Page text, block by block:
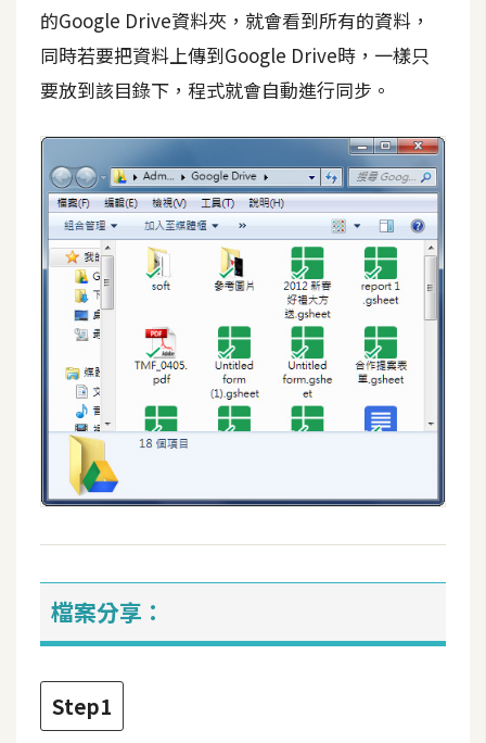
M
C
開
箱
門
章
全
站
導
覽
的Google Drive資料夾，就會看到所有的資料，
同時若要把資料上傳到Google Drive時，一樣只
要放到該目錄下，程式就會自動進行同步。
檔案分享：
Step1